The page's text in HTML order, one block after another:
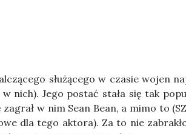
słu­żą­ce­go w cza­sie wojen
nich). Jego postać sta­ła się tak
zagrał w nim Sean Bean, a mimo to
dla tego akto­ra). Za to nie